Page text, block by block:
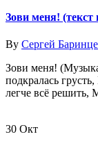
Зови меня! (текст
By Сергей
Зови меня!
подкралась
легче всё решить,
30 Окт